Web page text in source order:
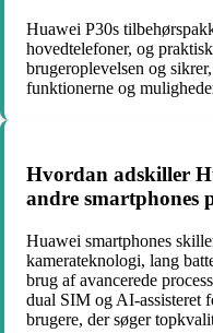
Huawei P30s
hovedtelefoner, og
brugeroplevelsen og
funktionerne og
Hvordan adskiller
andre smartphones
Huawei smartphones
kamerateknologi, lang
brug af avancerede
dual SIM og AI-assisteret
brugere, der søger